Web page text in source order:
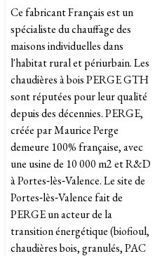
Ce fabricant Français est un
spécialiste du chauffage des
maisons individuelles dans
l'habitat rural et périurbain. Les
chaudières à bois PERGE GTH
sont réputées pour leur qualité
depuis des décennies. PERGE,
créée par Maurice Perge
demeure 100% française, avec
une usine de 10 000 m2 et R&D
à Portes‑lès‑Valence. Le site de
Portes‑lès‑Valence fait de
PERGE un acteur de la
transition énergétique (biofioul,
chaudières bois, granulés, PAC